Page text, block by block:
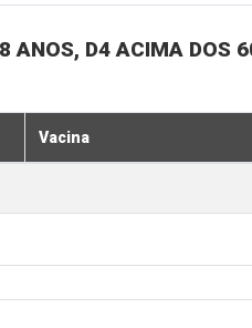
ANOS, D4 ACIMA DOS
Vacina